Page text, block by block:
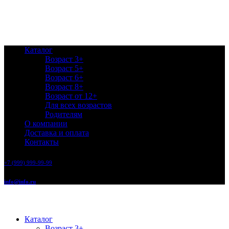
Каталог
Возраст 3+
Возраст 5+
Возраст 6+
Возраст 8+
Возраст от 12+
Для всех возрастов
Родителям
О компании
Доставка и оплата
Контакты
+7 (999) 999-99-99
info@info.ru
Каталог